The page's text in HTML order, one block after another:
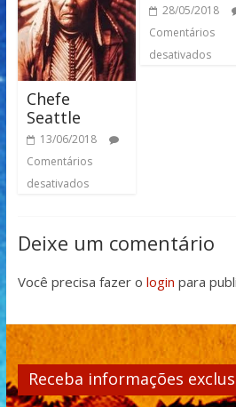
Chefe
Seattle
13/06/2018
Comentários
desativados
28/05/2018
Comentários
desativados
Deixe um comentário
Você precisa fazer o login para
Receba informações